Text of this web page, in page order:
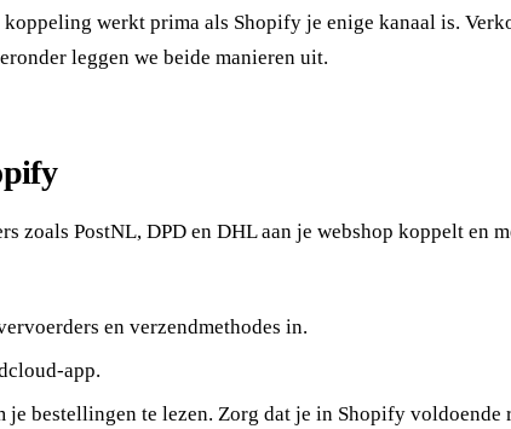
werkt prima als Shopify je enige kanaal is.
leggen we beide manieren uit.
zoals PostNL, DPD en DHL aan je webshop koppelt en
en verzendmethodes in.
app.
bestellingen te lezen. Zorg dat je in Shopify voldoende